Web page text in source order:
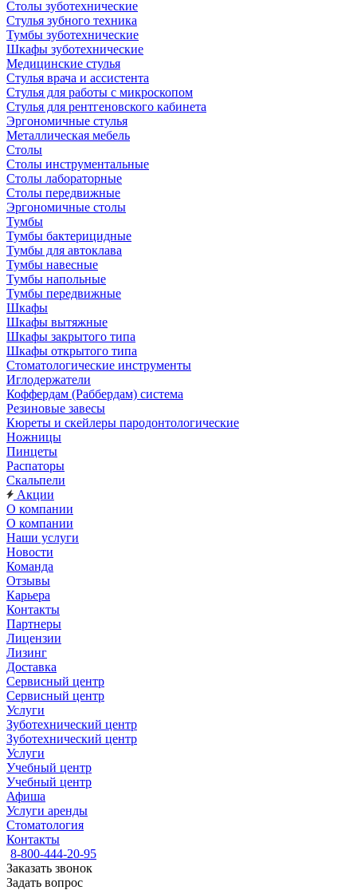
Столы зуботехнические
Стулья зубного техника
Тумбы зуботехнические
Шкафы зуботехнические
Медицинские стулья
Стулья врача и ассистента
Стулья для работы с микроскопом
Стулья для рентгеновского кабинета
Эргономичные стулья
Металлическая мебель
Столы
Столы инструментальные
Столы лабораторные
Столы передвижные
Эргономичные столы
Тумбы
Тумбы бактерицидные
Тумбы для автоклава
Тумбы навесные
Тумбы напольные
Тумбы передвижные
Шкафы
Шкафы вытяжные
Шкафы закрытого типа
Шкафы открытого типа
Стоматологические инструменты
Иглодержатели
Коффердам (Раббердам) система
Резиновые завесы
Кюреты и скейлеры пародонтологические
Ножницы
Пинцеты
Распаторы
Скальпели
Акции
О компании
О компании
Наши услуги
Новости
Команда
Отзывы
Карьера
Контакты
Партнеры
Лицензии
Лизинг
Доставка
Сервисный центр
Сервисный центр
Услуги
Зуботехнический центр
Зуботехнический центр
Услуги
Учебный центр
Учебный центр
Афиша
Услуги аренды
Стоматология
Контакты
8-800-444-20-95
Заказать звонок
Задать вопрос